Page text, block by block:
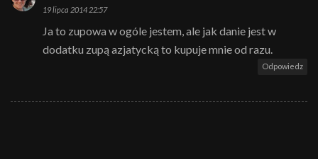
19 lipca 2014 22:57
Ja to zupowa w ogóle jestem, ale jak danie jest w
dodatku zupą azjatycką to kupuje mnie od razu.
Odpowiedz